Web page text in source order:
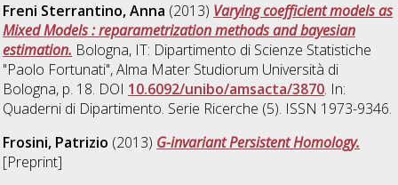
Freni Sterrantino, Anna (2013) Varying coefficient models as
Mixed Models : reparametrization methods and bayesian
estimation. Bologna, IT: Dipartimento di Scienze Statistiche
"Paolo Fortunati", Alma Mater Studiorum Università di
Bologna, p. 18. DOI 10.6092/unibo/amsacta/3870. In:
Quaderni di Dipartimento. Serie Ricerche (5). ISSN 1973-9346.
Frosini, Patrizio (2013) G-invariant Persistent Homology.
[Preprint]